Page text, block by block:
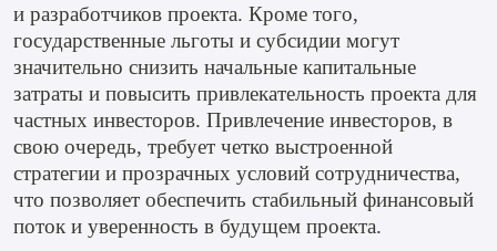
и разработчиков проекта. Кроме того,
государственные льготы и субсидии могут
значительно снизить начальные капитальные
затраты и повысить привлекательность проекта для
частных инвесторов. Привлечение инвесторов, в
свою очередь, требует четко выстроенной
стратегии и прозрачных условий сотрудничества,
что позволяет обеспечить стабильный финансовый
поток и уверенность в будущем проекта.